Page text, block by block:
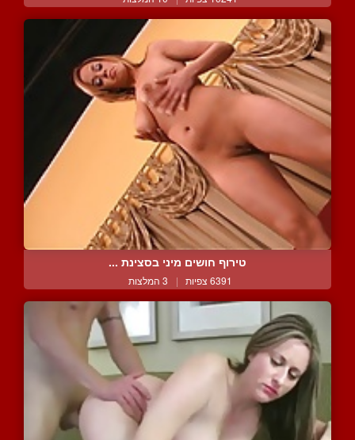
טירוף חושים מיני בסצינת ...
6391 צפיות | 3 המלצות